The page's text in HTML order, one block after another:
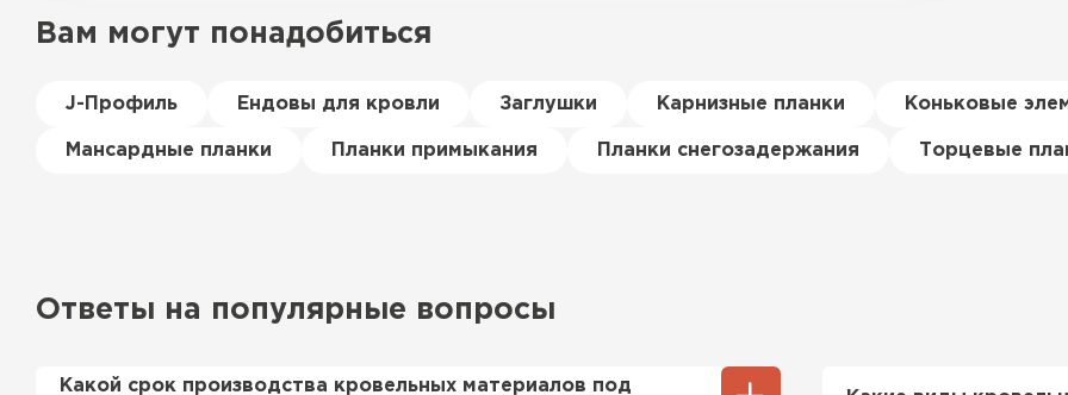
Вам могут понадобиться
J-Профиль Ендовы для кровли Заглушки Карнизные планки Коньковые
Мансардные планки Планки примыкания Планки снегозадержания Торцевые
Ответы на популярные вопросы
Какой срок производства кровельных материалов под